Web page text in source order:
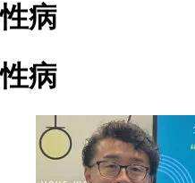
性病
性病